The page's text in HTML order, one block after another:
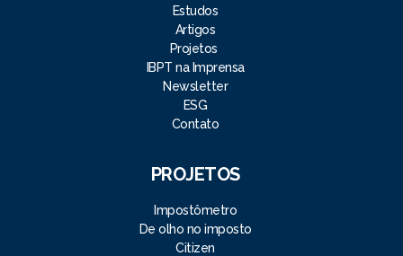
Estudos
Artigos
Projetos
IBPT na Imprensa
Newsletter
ESG
Contato
PROJETOS
Impostômetro
De olho no imposto
Citizen